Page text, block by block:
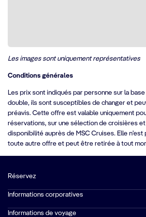
Les images sont uniquement représentatives
Conditions générales
Les prix sont indiqués par personne sur la base
double, ils sont susceptibles de changer et
préavis. Cette offre est valable uniquement
réservations, sur une sélection de croisières
disponibilité auprès de MSC Cruises. Elle n’est
toute autre offre et peut être retirée à tout
Réservez
Informations corporatives
Informations de voyage